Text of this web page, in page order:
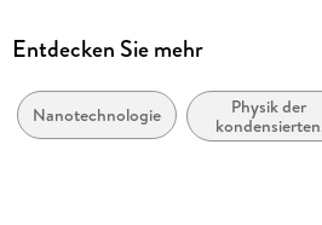
Verlag/Hersteller
Abbildungen
X, 652 p. 293 illus., 221 illus. in color.
Entdecken Sie mehr
Nanotechnologie
Physik der
kondensierten
Materie